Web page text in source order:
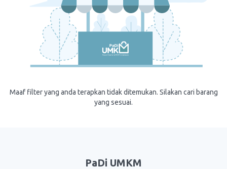
Maaf filter yang anda terapkan tidak ditemukan. Silakan cari barang
yang sesuai.
PaDi UMKM